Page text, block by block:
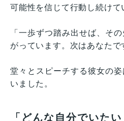
可能性を信じて行動し続けて
「一歩ずつ踏み出せば、そ
がっています。次はあなたで
堂々とスピーチする彼女の
いました。
「どんな自分でいた